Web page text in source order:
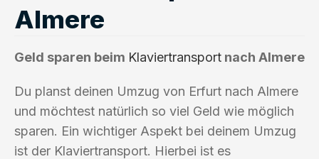
Almere
Geld sparen beim Klaviertransport nach Almere
Du planst deinen Umzug von Erfurt nach Almere
und möchtest natürlich so viel Geld wie möglich
sparen. Ein wichtiger Aspekt bei deinem Umzug
ist der Klaviertransport. Hierbei ist es